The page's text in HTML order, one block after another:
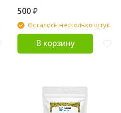
500₽
Осталось несколько штук
В корзину